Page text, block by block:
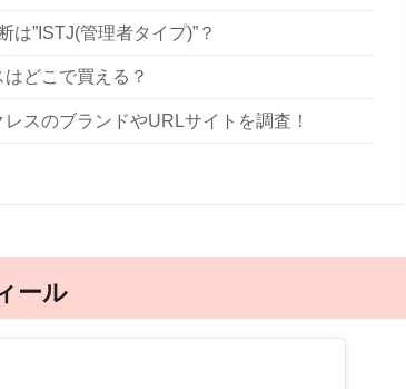
”ISTJ(管理者タイプ)”？
どこで買える？
スのブランドやURLサイトを調査！
ール